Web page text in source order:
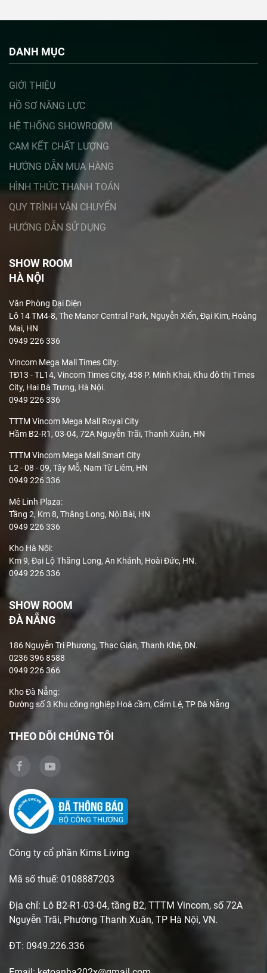
DANH MỤC
GIỚI THIỆU
HỒ SƠ NĂNG LỰC
HỆ THỐNG SHOWROOM
CAM KẾT CHẤT LƯỢNG
HƯỚNG DẪN MUA HÀNG
HÌNH THỨC THANH TOÁN
QUY TRÌNH VẬN CHUYỂN
HƯỚNG DẪN SỬ DỤNG
SHOW ROOM
HÀ NỘI
Văn Phòng Đại Diện
Lô 14 TM4-8, The Manor Central Park, Nguyễn Xiển, Đại Kim, Hoàng
Mai, HN
0949 226 336
Vincom Mega Mall Times City:
TĐ13 - TL14, Vincom Times City, 458 P. Minh Khai, Khu đô thị Times
City, Hai Bà Trưng, Hà Nội.
0949 226 336
TTTM Vincom Mega Mall Royal City
Hầm B2-R1, 03-04, 72A Nguyễn Trãi, Thanh Xuân, HN
TTTM Vincom Mega Mall Smart City
L2 - 08 - 09, Tây Mỗ, Nam Từ Liêm, HN
0949 226 336
Mê Linh Plaza:
Tầng 2, Km 8, Thăng Long, Nội Bài, HN
0949 226 336
Kho Hà Nội:
Km 9, Đại Lộ Thăng Long, An Khánh, Hoài Đức, HN.
0949 226 336
SHOW ROOM
ĐÀ NẴNG
186 Nguyễn Tri Phương, Thạc Gián, Thanh Khê, ĐN.
0236 396 8588
0949 226 366
Kho Đà Nẵng:
Đường số 3 Khu công nghiệp Hoà cầm, Cẩm Lệ, TP Đà Nẵng
THEO DÕI CHÚNG TÔI
Công ty cổ phần Kims Living
Mã số thuế: 0108887203
Địa chỉ: Lô B2-R1-03-04, tầng B2, TTTM Vincom, số 72A
Nguyễn Trãi, Phường Thanh Xuân, TP Hà Nội, VN.
ĐT: 0949.226.336